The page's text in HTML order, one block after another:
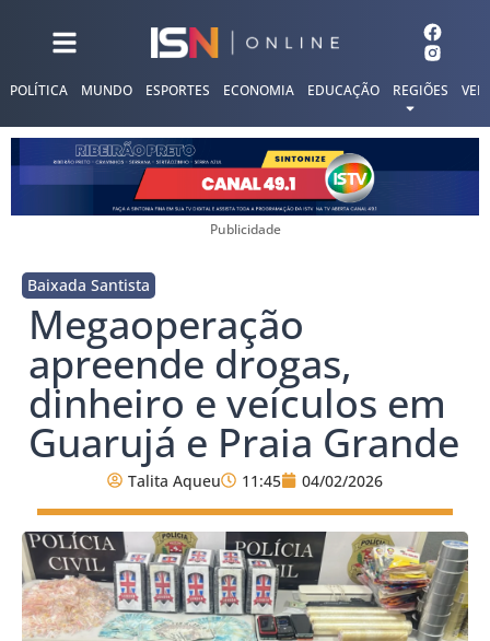
POLÍTICA MUNDO ESPORTES ECONOMIA EDUCAÇÃO REGIÕES
Publicidade
Baixada Santista
Megaoperação
apreende drogas,
dinheiro e veículos em
Guarujá e Praia Grande
Talita Aqueu 11:45 04/02/2026